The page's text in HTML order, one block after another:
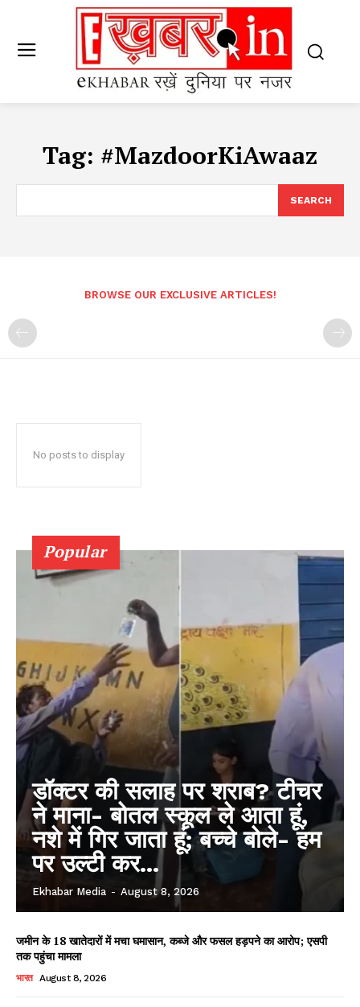
Tag: #MazdoorKiAwaaz
SEARCH
BROWSE OUR EXCLUSIVE ARTICLES!
No posts to display
Popular
डॉक्टर की सलाह पर शराब? टीचर
ने माना- बोतल स्कूल ले आता हूं,
नशे में गिर जाता हूं; बच्चे बोले- हम
पर उल्टी कर...
Ekhabar Media - August 8, 2026
जमीन के 18 खातेदारों में मचा घमासान, कब्जे और फसल हड़पने का आरोप; एसपी
तक पहुंचा मामला
भारत August 8, 2026